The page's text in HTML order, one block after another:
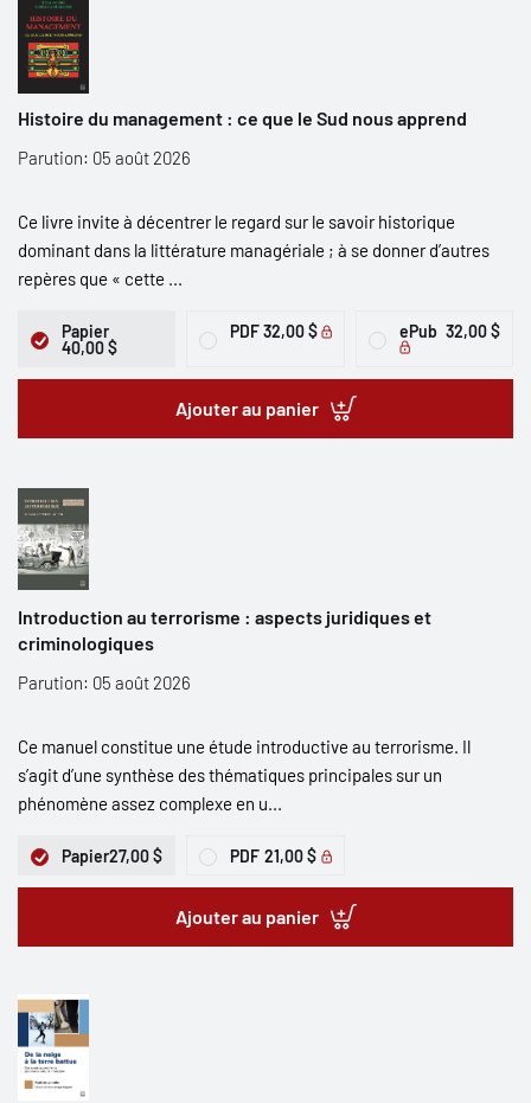
Histoire du management : ce que le Sud nous apprend
Parution: 05 août 2026
Ce livre invite à décentrer le regard sur le savoir historique
dominant dans la littérature managériale ; à se donner d’autres
repères que « cette ...
Papier
40,00 $
PDF32,00 $ ePub 32,00 $
Ajouter au panier
Introduction au terrorisme : aspects juridiques et
criminologiques
Parution: 05 août 2026
Ce manuel constitue une étude introductive au terrorisme. Il
s’agit d’une synthèse des thématiques principales sur un
phénomène assez complexe en u...
Papier27,00 $ PDF 21,00 $
Ajouter au panier